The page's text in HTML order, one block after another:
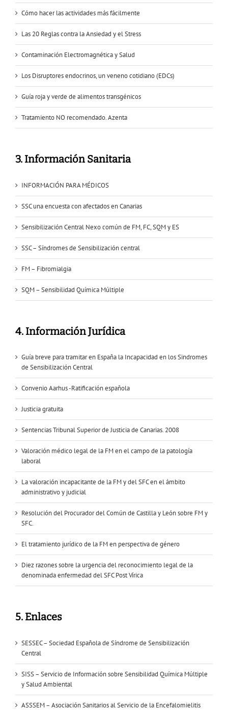
Cómo hacer las actividades más fácilmente
Las 20 Reglas contra la Ansiedad y el Stress
Contaminación Electromagnética y Salud
Los Disruptores endocrinos, un veneno cotidiano (EDCs)
Guía roja y verde de alimentos transgénicos
Tratamiento NO recomendado. Azenta
3. Información Sanitaria
INFORMACIÓN PARA MÉDICOS
SSC una encuesta con afectados en Canarias
Sensibilización Central Nexo común de FM, FC, SQM y ES
SSC – Síndromes de Sensibilización central
FM – Fibromialgia
SQM – Sensibilidad Química Múltiple
4. Información Jurídica
Guía breve para tramitar en España la Incapacidad en los Sïndromes
de Sensibilización Central
Convenio Aarhus -Ratificación española
Justicia gratuita
Sentencias Tribunal Superior de Justicia de Canarias. 2008
Valoración médico legal de la FM en el campo de la patología
laboral
La valoración incapacitante de la FM y del SFC en el ámbito
administrativo y judicial
Resolución del Procurador del Común de Castilla y León sobre FM y
SFC.
El tratamiento jurídico de la FM en perspectiva de género
Diez razones sobre la urgencia del reconocimiento legal de la
denominada enfermedad del SFC Post Vírica
5. Enlaces
SESSEC – Sociedad Española de Síndrome de Sensibilización
Central
SISS – Servicio de Información sobre Sensibilidad Química Múltiple
y Salud Ambiental
ASSSEM – Asociación Sanitarios al Servicio de la Encefalomielitis